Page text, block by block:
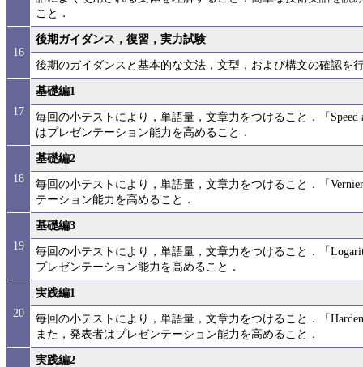
こと．
16
後期ガイダンス，復習，実力試験
後期のガイダンスと基本的な文法，文型，および構文の確認を
17
基礎編1
毎回の小テストにより，単語量，文章力をつけること．「
はプレゼンテーション能力を高めること．
18
基礎編2
毎回の小テストにより，単語量，文章力をつけること．「
テーション能力を高めること．
19
基礎編3
毎回の小テストにより，単語量，文章力をつけること．「
プレゼンテーション能力を高めること．
20
実践編1
毎回の小テストにより，単語量，文章力をつけること．「
また，発表者はプレゼンテーション能力を高めること．
実践編2